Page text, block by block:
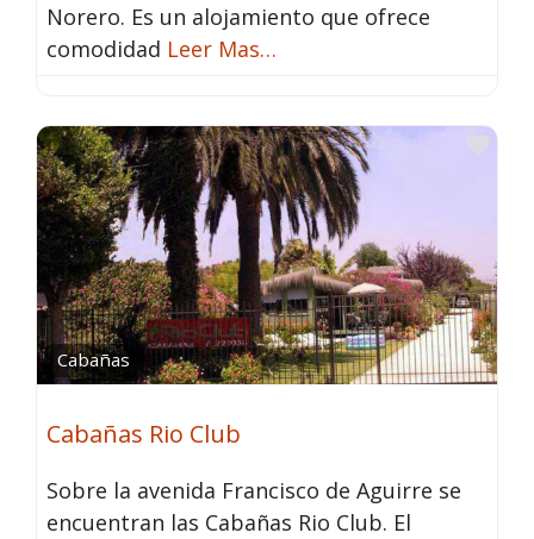
Norero. Es un alojamiento que ofrece
comodidad Leer Mas…
Cabañas
Cabañas Rio Club
Sobre la avenida Francisco de Aguirre se
encuentran las Cabañas Rio Club. El